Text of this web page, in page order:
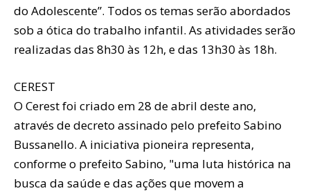
do Adolescente”. Todos os temas serão abordados
sob a ótica do trabalho infantil. As atividades serão
realizadas das 8h30 às 12h, e das 13h30 às 18h.
CEREST
O Cerest foi criado em 28 de abril deste ano,
através de decreto assinado pelo prefeito Sabino
Bussanello. A iniciativa pioneira representa,
conforme o prefeito Sabino, "uma luta histórica na
busca da saúde e das ações que movem a